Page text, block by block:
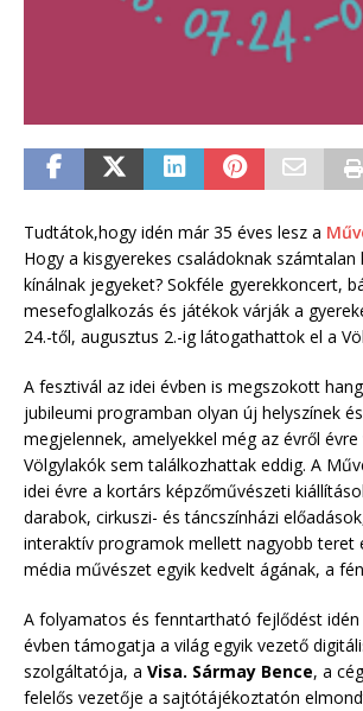
Tudtátok,hogy idén már 35 éves lesz a
Hogy a kisgyerekes családoknak
kínálnak jegyeket? Sokféle gyerekkoncert,
mesefoglalkozás és játékok várják a
24.-től, augusztus 2.-ig látogathattok el a
A fesztivál az idei évben is megszokott
jubileumi programban olyan új helyszínek
megjelennek, amelyekkel még az évről
Völgylakók sem találkozhattak eddig. A
idei évre a kortárs képzőművészeti
darabok, cirkuszi- és táncszínházi
interaktív programok mellett nagyobb teret
média művészet egyik kedvelt ágának, a
A folyamatos és fenntartható fejlődést
évben támogatja a világ egyik vezető
szolgáltatója, a Visa. Sármay Bence, a
felelős vezetője a sajtótájékoztatón